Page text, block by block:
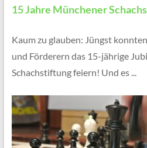
15 Jahre Münchener
Kaum zu glauben: Jüngst
und Förderern das 15-jährige
Schachstiftung feiern! Und es ...